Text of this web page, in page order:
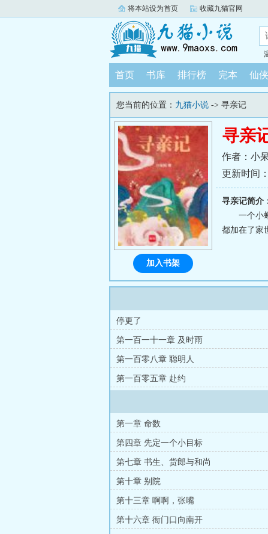
将本站设为首页 收藏九猫官网
首页 书库 排行榜 完本 仙
您当前的位置： 九猫小说 -> 寻亲记
寻亲
作者：小
更新时间
寻亲记简介
一个小
都加在了家
加入书架
停更了
第一百一十一章 及时雨
第一百零八章 聪明人
第一百零五章 赴约
第一章 命数
第四章 先定一个小目标
第七章 书生、货郎与和尚
第十章 别院
第十三章 啊啊，张嘴
第十六章 衙门口向南开